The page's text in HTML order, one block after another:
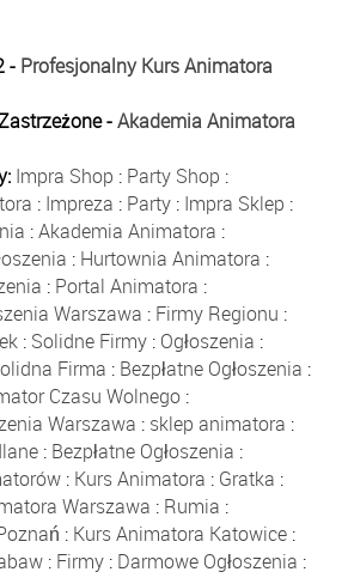
- Profesjonalny Kurs Animatora
-Akademia Animatora
Impra Shop : Party Shop :
: Impreza : Party : Impra Sklep :
:Akademia Animatora :
: Hurtownia Animatora :
: Portal Animatora :
Warszawa : Firmy Regionu :
: Solidne Firmy: Ogłoszenia :
Firma : Bezpłatne Ogłoszenia :
Czasu Wolnego:
Warszawa : sklep animatora :
: Bezpłatne Ogłoszenia :
: Kurs Animatora : Gratka :
Warszawa : Rumia :
: Kurs Animatora Katowice :
: Firmy : Darmowe Ogłoszenia :